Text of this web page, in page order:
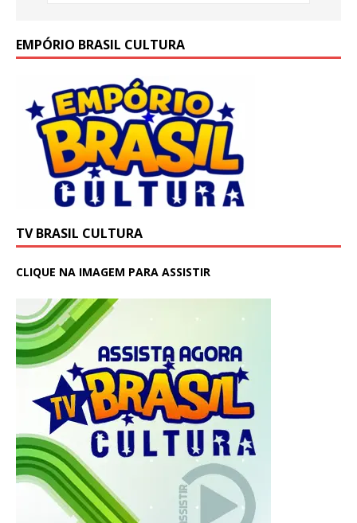
EMPÓRIO BRASIL CULTURA
TV BRASIL CULTURA
CLIQUE NA IMAGEM PARA ASSISTIR